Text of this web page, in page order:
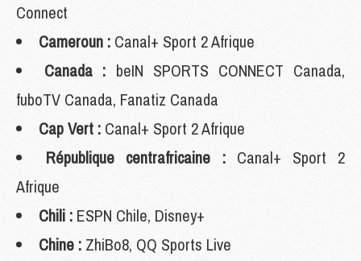
Connect
Cameroun : Canal+ Sport 2 Afrique
Canada : beIN SPORTS CONNECT Canada,
fuboTV Canada, Fanatiz Canada
Cap Vert : Canal+ Sport 2 Afrique
République centrafricaine :Canal+ Sport 2
Afrique
Chili : ESPN Chile, Disney+
Chine : ZhiBo8, QQ Sports Live